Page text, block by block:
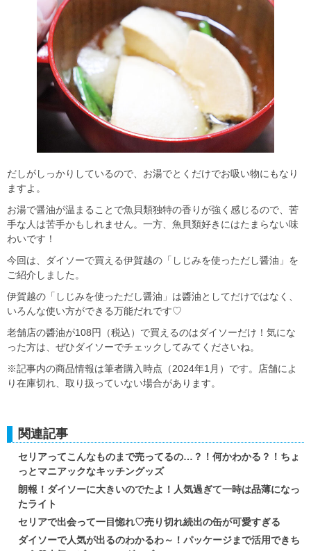
だしがしっかりしているので、お湯でとくだけでお吸い物にもなり
ますよ。
お湯で醤油が温まることで魚貝類独特の香りが強く感じるので、苦
手な人は苦手かもしれません。一方、魚貝類好きにはたまらない味
わいです！
今回は、ダイソーで買える伊賀越の「しじみを使っただし醤油」を
ご紹介しました。
伊賀越の「しじみを使っただし醤油」は醬油としてだけではなく、
いろんな使い方ができる万能だれです♡
老舗店の醬油が108円（税込）で買えるのはダイソーだけ！気にな
った方は、ぜひダイソーでチェックしてみてくださいね。
※記事内の商品情報は筆者購入時点（2024年1月）です。店舗によ
り在庫切れ、取り扱っていない場合があります。
関連記事
セリアってこんなものまで売ってるの…？！何かわかる？！ちょ
っとマニアックなキッチングッズ
朗報！ダイソーに大きいのでたよ！人気過ぎて一時は品薄になっ
たライト
セリアで出会って一目惚れ♡売り切れ続出の缶が可愛すぎる
ダイソーで人気が出るのわかるわ～！パッケージまで活用できち